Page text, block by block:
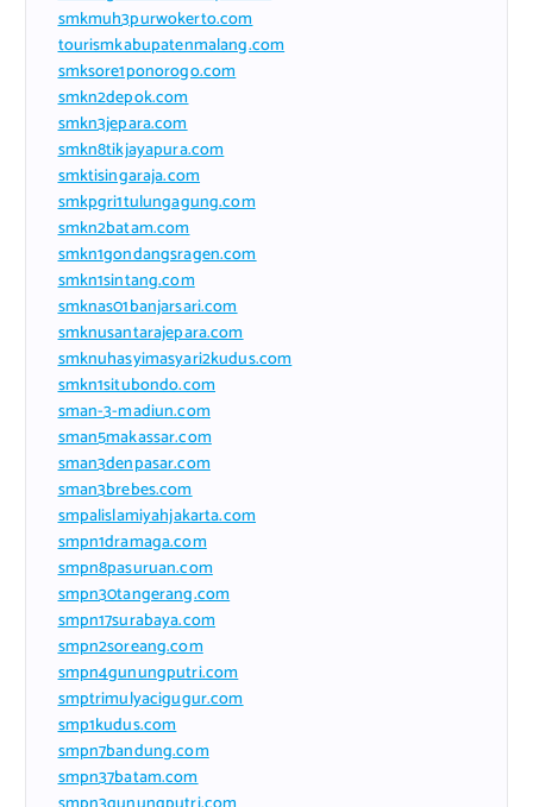
smkmuh3purwokerto.com
tourismkabupatenmalang.com
smksore1ponorogo.com
smkn2depok.com
smkn3jepara.com
smkn8tikjayapura.com
smktisingaraja.com
smkpgri1tulungagung.com
smkn2batam.com
smkn1gondangsragen.com
smkn1sintang.com
smknas01banjarsari.com
smknusantarajepara.com
smknuhasyimasyari2kudus.com
smkn1situbondo.com
sman-3-madiun.com
sman5makassar.com
sman3denpasar.com
sman3brebes.com
smpalislamiyahjakarta.com
smpn1dramaga.com
smpn8pasuruan.com
smpn30tangerang.com
smpn17surabaya.com
smpn2soreang.com
smpn4gunungputri.com
smptrimulyacigugur.com
smp1kudus.com
smpn7bandung.com
smpn37batam.com